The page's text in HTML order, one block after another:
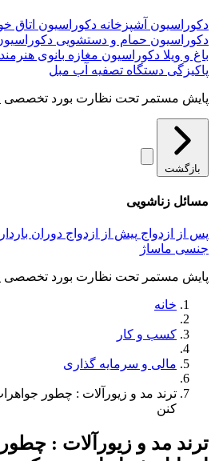
دکوراسیون آشپزخانه دکوراسیون اتاق
دکوراسیون حمام و دستشویی
باغ و ویلا دکوراسیون مغازه بانوی هنرمند
پاکیزگی دستگاه تصفیه آب مبل
پایش مستمر تحت نظارت بورد تخصصی
بازگشت
مسائل زناشویی
پس از ازدواج پیش از ازدواج دوران
جنسی ماساژ
پایش مستمر تحت نظارت بورد تخصصی
خانه
کسب و کار
مالی و سرمایه گذاری
ترند مد و زیورآلات : چطور
کنن
ترند مد و زیورآلات :